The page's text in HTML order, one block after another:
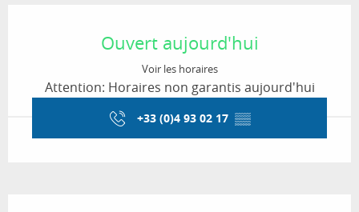
Ouvert aujourd'hui
Voir les horaires
Attention: Horaires non garantis aujourd'hui
+33 (0)4 93 02 17 ▒▒